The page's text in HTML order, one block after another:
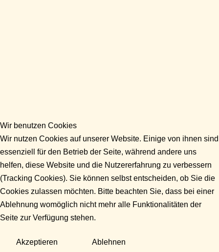
Wir benutzen Cookies
Wir nutzen Cookies auf unserer Website. Einige von ihnen sind
essenziell für den Betrieb der Seite, während andere uns
helfen, diese Website und die Nutzererfahrung zu verbessern
(Tracking Cookies). Sie können selbst entscheiden, ob Sie die
Cookies zulassen möchten. Bitte beachten Sie, dass bei einer
Ablehnung womöglich nicht mehr alle Funktionalitäten der
Seite zur Verfügung stehen.
Akzeptieren Ablehnen